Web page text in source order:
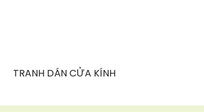
TRANH DÁN CỬA KÍNH